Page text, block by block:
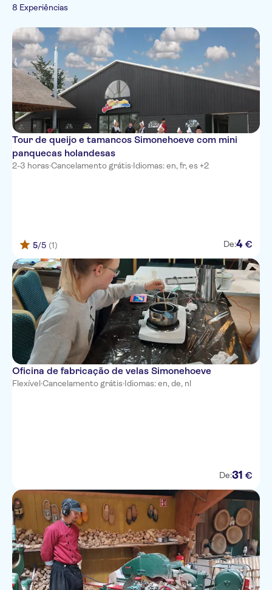
Refeição incluída
Voucher eletrônico
Wheelchair access
Comidas e bebidas
degustações
Gastronomia
Turismo e tradições
Experiências para os locais
Espanhol
Italiano
Português
8 Experiências
Tour de queijo e tamancos Simonehoeve com mini
panquecas holandesas
2-3 horas·Cancelamento grátis·Idiomas: en, fr, es +2
5/5 (1) De:4 €
Oficina de fabricação de velas Simonehoeve
Flexível·Cancelamento grátis·Idiomas: en, de, nl
De:31 €